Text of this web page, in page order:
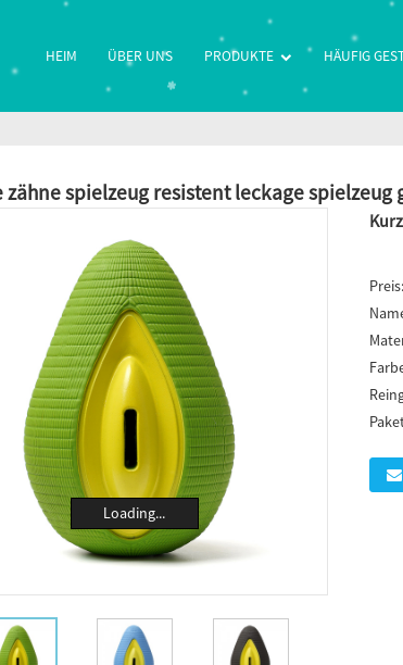
HEIM ÜBER UNS PRODUKTE HÄUFIG
zähne spielzeug resistent leckage
Loading...
Preis: